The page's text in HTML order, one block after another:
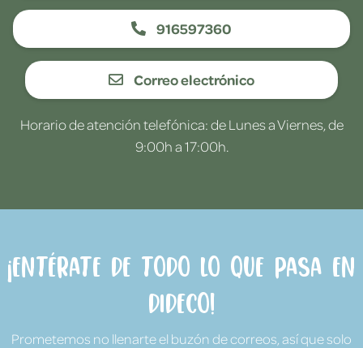
916597360
Correo electrónico
Horario de atención telefónica: de Lunes a Viernes, de
9:00h a 17:00h.
¡Entérate de todo lo que pasa en
Dideco!
Prometemos no llenarte el buzón de correos, así que solo